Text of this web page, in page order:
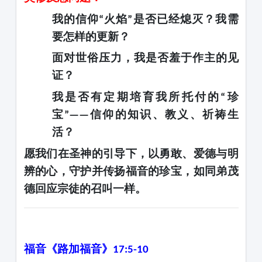
我的信仰“ 火焰” 是否已经熄灭？我需
要怎样的更新？
面对世俗压力，我是否羞于作主的见
证？
我是否有定期培育我所托付的 “ 珍
宝 ”——信仰的知识、教义、祈祷生
活？
愿我们在圣神的引导下，以勇敢、爱德与明
辨的心，守护并传扬福音的珍宝，如同弟茂
德回应宗徒的召叫一样。
福音《路加福音》 17:5-10